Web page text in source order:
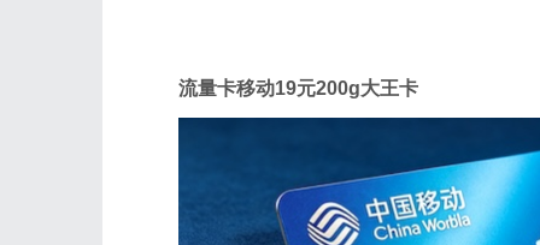
流量卡移动19元200g大王卡